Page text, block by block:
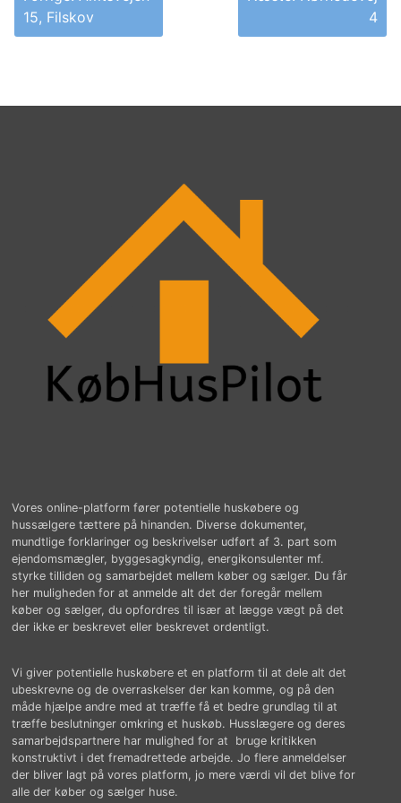
15, Filskov
4
Vores online-platform fører potentielle huskøbere og
hussælgere tættere på hinanden. Diverse dokumenter,
mundtlige forklaringer og beskrivelser udført af 3. part som
ejendomsmægler, byggesagkyndig, energikonsulenter mf.
styrke tilliden og samarbejdet mellem køber og sælger. Du får
her muligheden for at anmelde alt det der foregår mellem
køber og sælger, du opfordres til især at lægge vægt på det
der ikke er beskrevet eller beskrevet ordentligt.
Vi giver potentielle huskøbere et en platform til at dele alt det
ubeskrevne og de overraskelser der kan komme, og på den
måde hjælpe andre med at træffe få et bedre grundlag til at
træffe beslutninger omkring et huskøb. Husslægere og deres
samarbejdspartnere har mulighed for at bruge kritikken
konstruktivt i det fremadrettede arbejde. Jo flere anmeldelser
der bliver lagt på vores platform, jo mere værdi vil det blive for
alle der køber og sælger huse.